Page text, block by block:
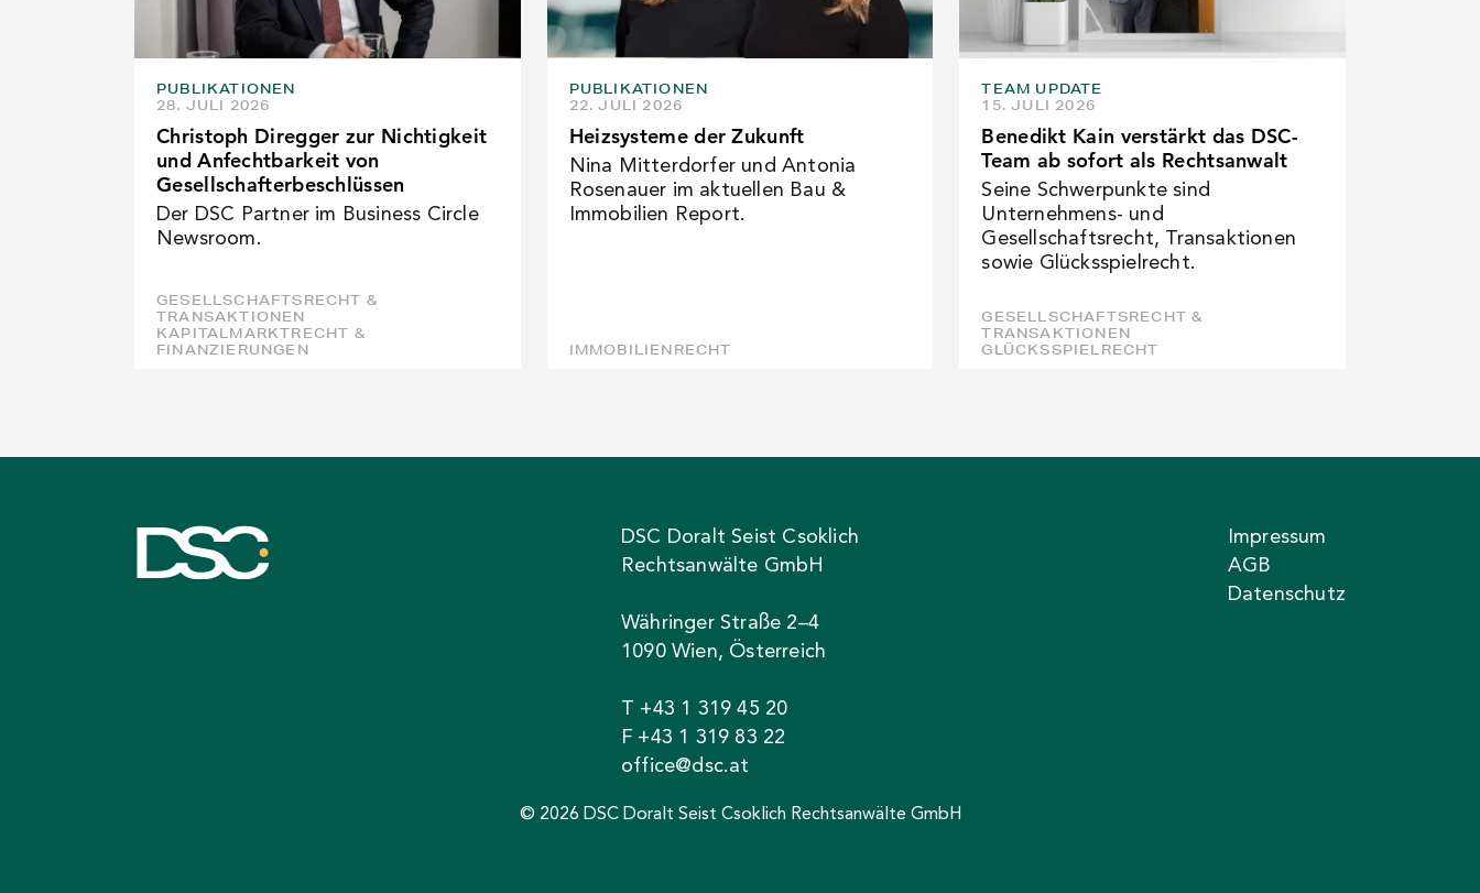
PUBLIKATIONEN
28. JULI 2026
Christoph Diregger zur Nichtigkeit
und Anfechtbarkeit von
Gesellschafterbeschlüssen
Der DSC Partner im Business Circle
Newsroom.
GESELLSCHAFTSRECHT &
TRANSAKTIONEN
KAPITALMARKTRECHT &
FINANZIERUNGEN
PUBLIKATIONEN
22. JULI 2026
Heizsysteme der Zukunft
Nina Mitterdorfer und Antonia
Rosenauer im aktuellen Bau &
Immobilien Report.
IMMOBILIENRECHT
TEAM UPDATE
15. JULI 2026
Benedikt Kain verstärkt das DSC-
Team ab sofort als Rechtsanwalt
Seine Schwerpunkte sind
Unternehmens- und
Gesellschaftsrecht, Transaktionen
sowie Glücksspielrecht.
GESELLSCHAFTSRECHT &
TRANSAKTIONEN
GLÜCKSSPIELRECHT
DSC Doralt Seist Csoklich
Rechtsanwälte GmbH
Währinger Straße 2–4
1090 Wien, Österreich
T +43 1 319 45 20
F +43 1 319 83 22
office@dsc.at
Impressum
AGB
Datenschutz
© 2026 DSC Doralt Seist Csoklich Rechtsanwälte GmbH